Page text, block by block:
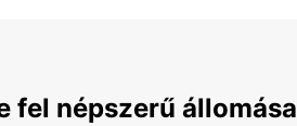
fel népszerű